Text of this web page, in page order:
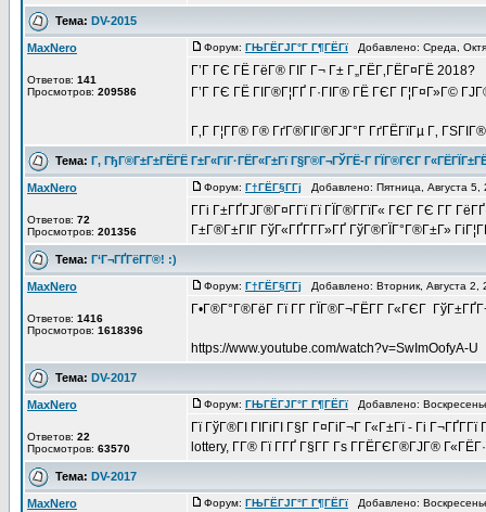
Тема: DV-2015
MaxNero
Ответов: 141
Просмотров: 209586
Форум: ГЊГЁГЈГ°Г Г¶ГЁГї Добавлено: Среда,
Г’Г ГЄ ГЁ ГёГ® ГІГ Г¬ Г± Г„ГЁГ‚ГЁГ¤ГЁ 2018?
Г’Г ГЄ ГЁ ГІГ®Г¦ГҐ Г·ГІГ® ГЁ ГЄГ Г¦Г¤Г»Г©
Г‚Г Г¦Г­Г® Г® ГґГ®ГІГ®ГЈГ°Г ГґГЁГїГµ Г‚
Тема: Г‚ ГђГ®Г±Г±ГЁГЁ Г±Г«ГіГ·ГЁГ«Г±Гї Г§Г®Г¬ГЎГЁ-Г ГЇГ®ГЄГ
MaxNero
Ответов: 72
Просмотров: 201356
Форум: Г†ГЁГ§Г­Гј Добавлено: Пятница, Августа
Г­Гі Г±ГҐГЈГ®Г¤Г­Гї Гї ГЇГ®Г­ГїГ« ГЄГ ГЄ Г­Г
Г±Г®Г±ГІГ ГўГ«ГҐГ­Г­Г»ГҐ ГўГ®ГЇГ°Г®Г±Г»
Тема: Г‘Г¬ГҐГёГ­Г®! :)
MaxNero
Ответов: 1416
Просмотров: 1618396
Форум: Г†ГЁГ§Г­Гј Добавлено: Вторник, Августа
Г•Г®Г°Г®ГёГ Гї Г­Г ГЇГ®Г¬ГЁГ­Г Г«ГЄГ
https://www.youtube.com/watch?v=SwImOofyA-U
Тема: DV-2017
MaxNero
Ответов: 22
Просмотров: 63570
Форум: ГЊГЁГЈГ°Г Г¶ГЁГї Добавлено:
Гї ГўГ®ГІ ГІГіГІ Г§Г Г¤ГіГ¬Г Г«Г±Гї - Гі
lottery, Г­Г® Гї Г­ГҐ Г§Г­Г Гѕ Г­ГЁГЄГ®ГЈГ®
Тема: DV-2017
MaxNero Форум: ГЊГЁГЈГ°Г Г¶ГЁГї Добавлено: